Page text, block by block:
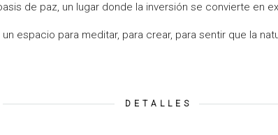
de paz, un lugar donde la inversión se convierte en
espacio para meditar, para crear, para sentir que la
DETALLES